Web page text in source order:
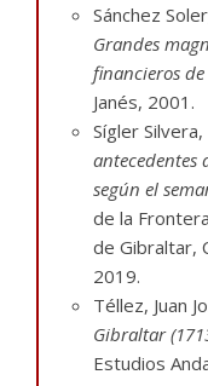
Sánchez
Grandes
financieros
Janés, 2001.
Sígler
antecedentes
según el
de la
de Gibraltar,
2019.
Téllez, Juan
Gibraltar
Estudios